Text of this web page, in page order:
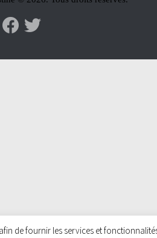
de fournir les services et